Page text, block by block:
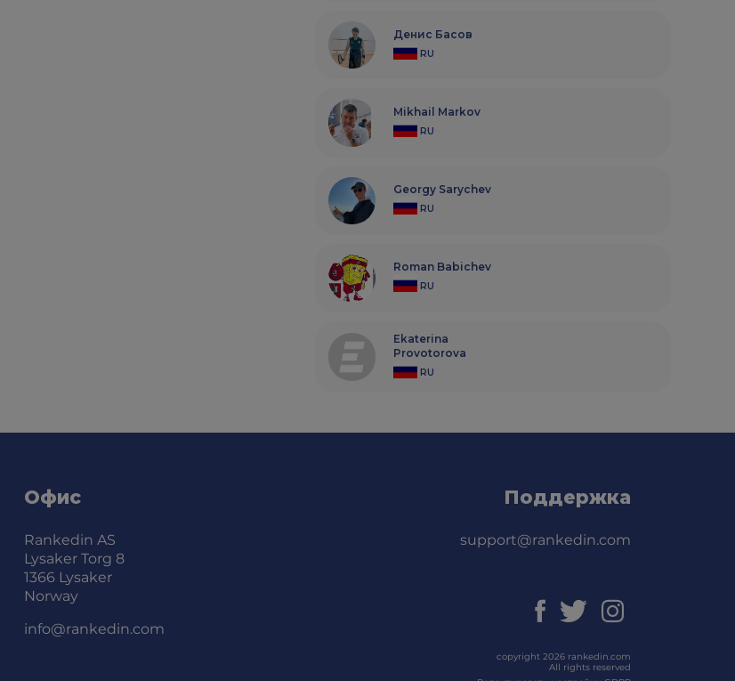
Денис Басов
RU
Mikhail Markov
RU
Georgy Sarychev
RU
Roman Babichev
RU
Ekaterina
Provotorova
RU
Офис
Rankedin AS
Lysaker Torg 8
1366 Lysaker
Norway
info@rankedin.com
Поддержка
support@rankedin.com
copyright 2026 rankedin.com
All rights reserved